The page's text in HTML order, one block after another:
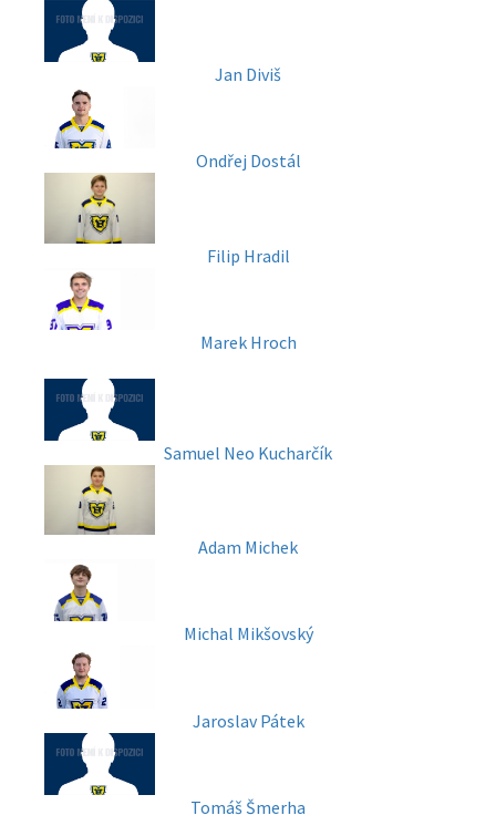
Jan Diviš
Ondřej Dostál
Filip Hradil
Marek Hroch
Samuel Neo Kucharčík
Adam Michek
Michal Mikšovský
Jaroslav Pátek
Tomáš Šmerha